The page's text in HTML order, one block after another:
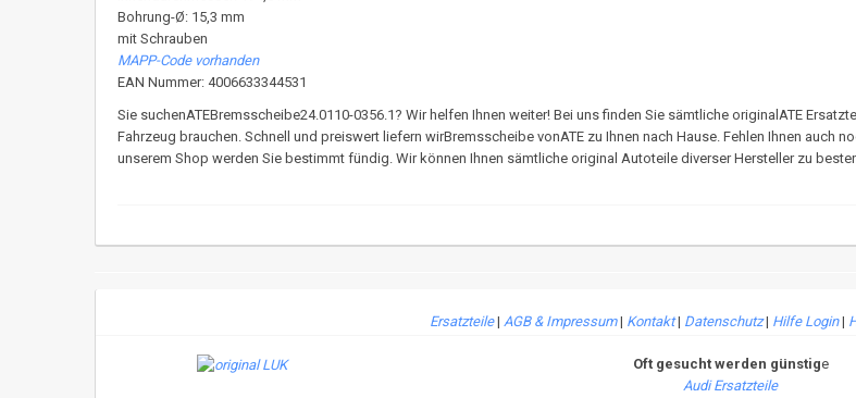
Bohrung-Ø: 15,3 mm
mit Schrauben
MAPP-Code vorhanden
EAN Nummer: 4006633344531
Sie suchenATEBremsscheibe24.0110-0356.1? Wir helfen Ihnen weiter! Bei uns finden Sie sämtliche originalATE
Fahrzeug brauchen. Schnell und preiswert liefern wirBremsscheibe vonATE zu Ihnen nach Hause. Fehlen Ihnen auch
unserem Shop werden Sie bestimmt fündig. Wir können Ihnen sämtliche original Autoteile diverser Hersteller zu
Ersatzteile| AGB & Impressum| Kontakt| Datenschutz| Hilfe Login|
Oft gesucht werden günstige
Audi Ersatzteile